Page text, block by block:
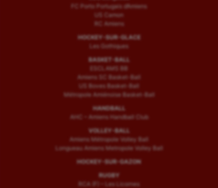
FC Porto Portugais d’Amiens
US Camon
RC Amiens
HOCKEY-SUR-GLACE
Les Gothiques
BASKET-BALL
ESCLAMS BB
Amiens SC Basket-Ball
US Boves Basket-Ball
Métropole Amiénoise Basket-Ball
HANDBALL
AHC – Amiens Handball Club
VOLLEY-BALL
Amiens Métropole Volley Ball
Longueau Amiens Metropole Volley Ball
HOCKEY-SUR-GAZON
RUGBY
RCA (F) – Les Licornes